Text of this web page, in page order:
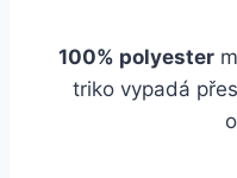
100% polyester
triko vypadá